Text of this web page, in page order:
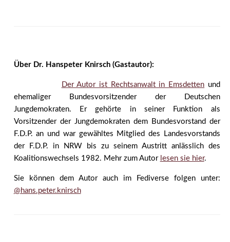
Über Dr. Hanspeter Knirsch (Gastautor):
Der Autor ist Rechtsanwalt in Emsdetten und
ehemaliger Bundesvorsitzender der Deutschen
Jungdemokraten. Er gehörte in seiner Funktion als
Vorsitzender der Jungdemokraten dem Bundesvorstand der
F.D.P. an und war gewähltes Mitglied des Landesvorstands
der F.D.P. in NRW bis zu seinem Austritt anlässlich des
Koalitionswechsels 1982. Mehr zum Autor lesen sie hier.
Sie können dem Autor auch im Fediverse folgen unter:
@hans.peter.knirsch